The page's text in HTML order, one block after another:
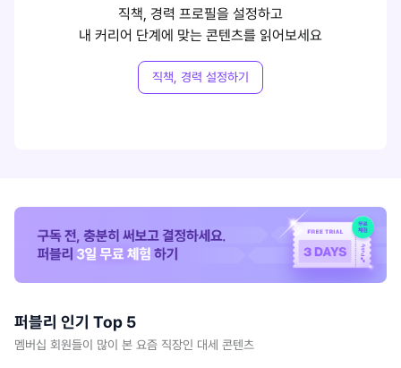
직책, 경력 프로필을 설정하고
내 커리어 단계에 맞는 콘텐츠를 읽어보세요
직책, 경력 설정하기
퍼블리 인기 Top 5
멤버십 회원들이 많이 본 요즘 직장인 대세 콘텐츠